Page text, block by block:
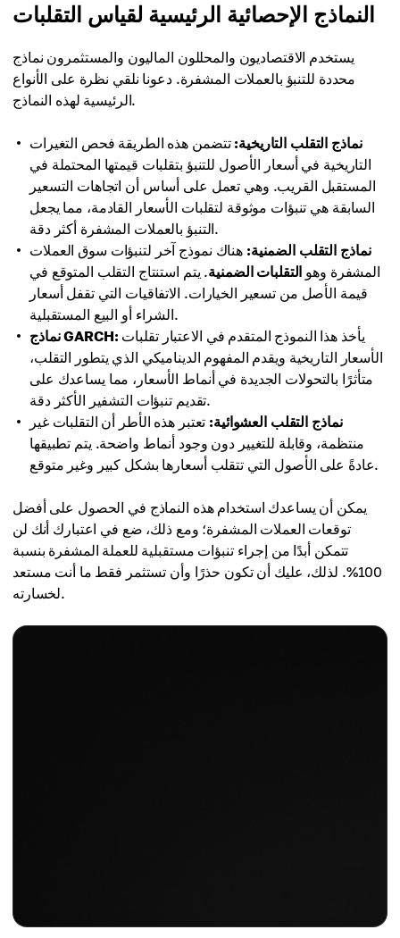
النماذج الإحصائية الرئيسية لقياس التقلبات
يستخدم الاقتصاديون والمحللون الماليون والمستثمرون نماذج
محددة للتنبؤ بالعملات المشفرة. دعونا نلقي نظرة على الأنواع
الرئيسية لهذه النماذج.
نماذج التقلب التاريخية: تتضمن هذه الطريقة فحص التغيرات
التاريخية في أسعار الأصول للتنبؤ بتقلبات قيمتها المحتملة في
المستقبل القريب. وهي تعمل على أساس أن اتجاهات التسعير
السابقة هي تنبؤات موثوقة لتقلبات الأسعار القادمة، مما يجعل
التنبؤ بالعملات المشفرة أكثر دقة.
نماذج التقلب الضمنية: هناك نموذج آخر لتنبؤات سوق العملات
المشفرة وهو التقلبات الضمنية. يتم استنتاج التقلب المتوقع في
قيمة الأصل من تسعير الخيارات. الاتفاقيات التي تقفل أسعار
الشراء أو البيع المستقبلية.
نماذج GARCH:
الأسعار التاريخية ويقدم المفهوم الديناميكي الذي يتطور التقلب،
متأثرًا بالتحولات الجديدة في أنماط الأسعار، مما يساعدك على
تقديم تنبؤات التشفير الأكثر دقة.
نماذج التقلب العشوائية: تعتبر هذه الأطر أن التقلبات غير
منتظمة، وقابلة للتغيير دون وجود أنماط واضحة. يتم تطبيقها
عادةً على الأصول التي تتقلب أسعارها بشكل كبير وغير متوقع.
يمكن أن يساعدك استخدام هذه النماذج في الحصول على أفضل
توقعات العملات المشفرة؛ ومع ذلك، ضع في اعتبارك أنك لن
تتمكن أبدًا من إجراء تنبؤات مستقبلية للعملة المشفرة بنسبة
100%. لذلك، عليك أن تكون حذرًا وأن تستثمر فقط ما أنت مستعد
لخسارته.